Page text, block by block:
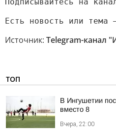
Есть новость или тема
Источник: Telegram-канал
ТОП
В Ингушетии
вместо 8
Вчера, 22:00